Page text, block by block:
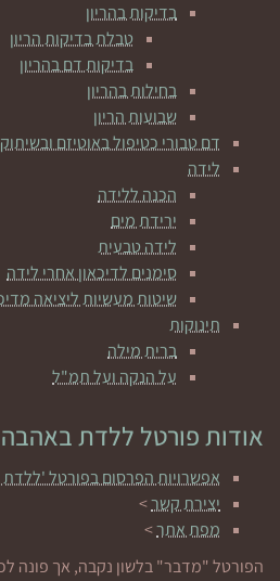
בדיקות בהריון
טבלת בדיקות הריון
בדיקות דם בהריון
בחילות בהריון
שבועות הריון
דם טבורי כטיפול באוטיזם ובשיתוק
לידה
הכנה ללידה
ירידת מים
לידה טבעית
סימנים לדיכאון אחרי לידה
שיטות מעשיות ליציאה
תינוקות
ברית מילה
על הנקה ועל תמ"ל
אודות פורטל ללדת באהבה
אפשרויות הפרסום בפורטל
יצירת קשר>
מפת אתר>
הפורטל "מדבר" בלשון נקבה, אך פונה